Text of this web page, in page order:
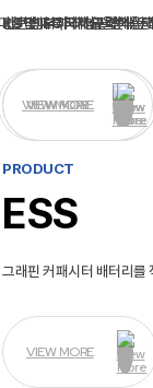
찰댐퍼 특허기술을 적용
VIEW MORE
KS 및 IEC 국제 규격에 따
VIEW MORE
비선형 부하에서 발생하
VIEW MORE
전문 인력과 최첨단 분석
VIEW MORE
PRODUCT
ESS
그래핀 커패시터 배터리를
VIEW MORE